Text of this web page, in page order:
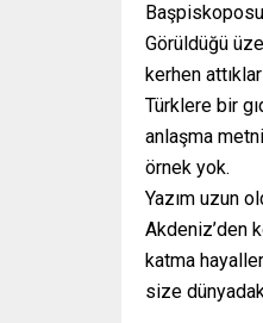
Görüldüğü
kerhen
Türklere bir
anlaşma
örnek yok.
Yazım uzun
Akdeniz’den
katma
size